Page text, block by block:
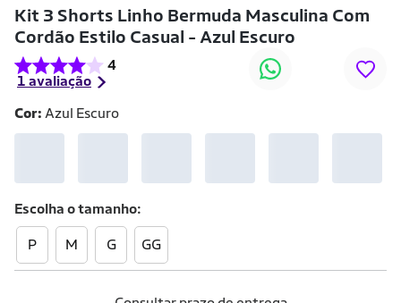
Kit 3 Shorts Linho Bermuda Masculina Com
Cordão Estilo Casual - Azul Escuro
4
1 avaliação
Cor: Azul Escuro
Escolha otamanho
P M G GG